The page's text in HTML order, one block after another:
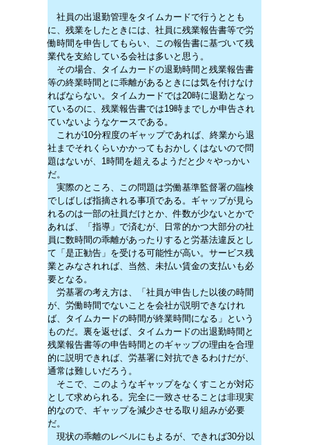
社員の出退勤管理をタイムカードで行うととも
に、残業をしたときには、社員に残業報告書等で労
働時間を申告してもらい、この報告書に基づいて残
業代を支給している会社は多いと思う。
その場合、タイムカードの退勤時間と残業報告書
等の終業時間とに乖離があるときには気を付けなけ
ればならない。タイムカードでは20時に退勤となっ
ているのに、残業報告書では19時までしか申告され
ていないようなケースである。
これが10分程度のギャップであれば、終業から退
社までそれくらいかかってもおかしくはないので問
題はないが、1時間を超えるようだと少々やっかい
だ。
実際のところ、この問題は労働基準監督署の臨検
でしばしば指摘される事項である。ギャップが見ら
れるのは一部の社員だけとか、件数が少ないとかで
あれば、「指導」で済むが、日常的かつ大部分の社
員に数時間の乖離があったりすると労基法違反とし
て「是正勧告」を受ける可能性が高い。サービス残
業とみなされれば、当然、未払い賃金の支払いも必
要となる。
労基署の考え方は、「社員が申告した以後の時間
が、労働時間でないことを会社が説明できなけれ
ば、タイムカードの時間が終業時間になる」という
ものだ。裏を返せば、タイムカードの出退勤時間と
残業報告書等の申告時間とのギャップの理由を合理
的に説明できれば、労基署に対抗できるわけだが、
通常は難しいだろう。
そこで、このようなギャップをなくすことが対応
として求められる。完全に一致させることは非現実
的なので、ギャップを減少させる取り組みが必要
だ。
現状の乖離のレベルにもよるが、できれば30分以